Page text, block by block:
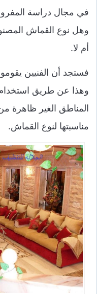
في مجال دراسة
وهل نوع القماش
أم لا.
فستجد أن الفنيين
وهذا عن طريق
المناطق الغير ظاهرة
مناسبتها لنوع القماش.